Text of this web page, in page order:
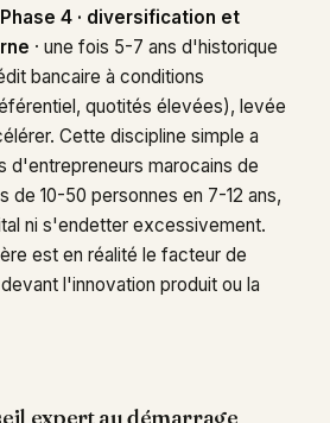
Phase 4 · diversification et
· une fois 5-7 ans d'historique
bancaire à conditions
quotités élevées), levée
Cette discipline simple a
d'entrepreneurs marocains de
de 10-50 personnes en 7-12 ans,
ni s'endetter excessivement.
est en réalité le facteur de
l'innovation produit ou la
expert au démarrage